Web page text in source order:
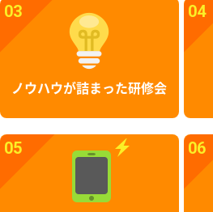
03
ノウハウが詰まった研修会
04
05 06